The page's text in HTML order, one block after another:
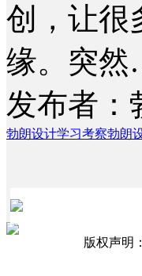
创，让很
缘。突
发布者：
勃朗设计学习考察勃朗
版权声明